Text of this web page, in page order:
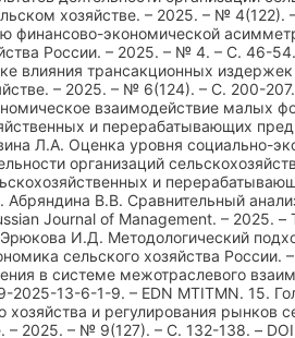
хозяйстве. – 2025. – №
финансово-экономической
России. – 2025. – № 4. – С. 46-
влияния трансакционных
– 2025. – № 6(124). – С. 200-
взаимодействие малых
и перерабатывающих
Л.А. Оценка уровня социально-
организаций
и
Абряндина В.В. Сравнительный
Journal of Management. –
И.Д. Методологический
сельского хозяйства
в системе межотраслевого
13-6-1-9. – EDN MTITMN. 15.
хозяйства и регулирования
– 2025. – № 9(127). – С. 132-138. –